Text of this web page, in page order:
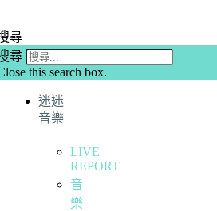
尋
尋
this search box.
迷迷
音樂
LIVE
REPORT
音
樂